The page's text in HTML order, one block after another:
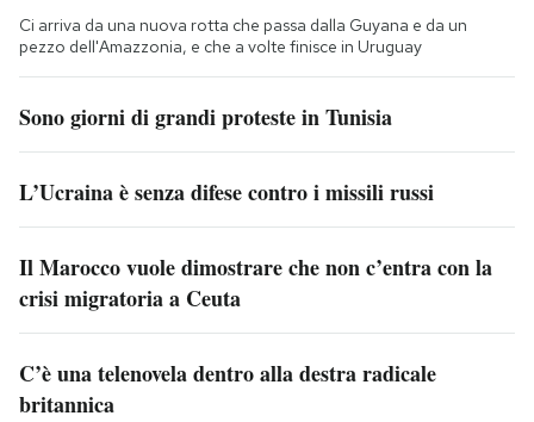
Ci arriva da una nuova rotta che passa dalla Guyana e da un
pezzo dell'Amazzonia, e che a volte finisce in Uruguay
Sono giorni di grandi proteste in Tunisia
L’Ucraina è senza difese contro i missili russi
Il Marocco vuole dimostrare che non c’entra con la
crisi migratoria a Ceuta
C’è una telenovela dentro alla destra radicale
britannica